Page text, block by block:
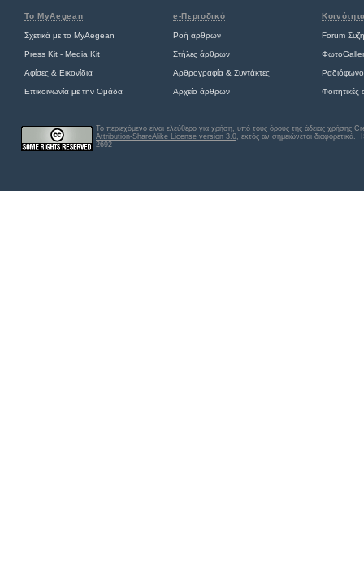
Το MyAegean e-Περιοδικό
Σχετικά με το MyAegean Ροή άρθρων Forum
Press Kit - Media Kit Στήλες άρθρων
Αφίσες & Εικονίδια Αρθρογραφία & Συντάκτες Ραδιόφωνο
Επικοινωνία με την Ομάδα Αρχείο άρθρων
Το περιεχόμενο είναι ελεύθερο για χρήση, υπό τους όρους της άδειας χρήσης
Attribution-ShareAlike License version 3.0, εκτός αν σημειώνεται διαφορετικά.
2692